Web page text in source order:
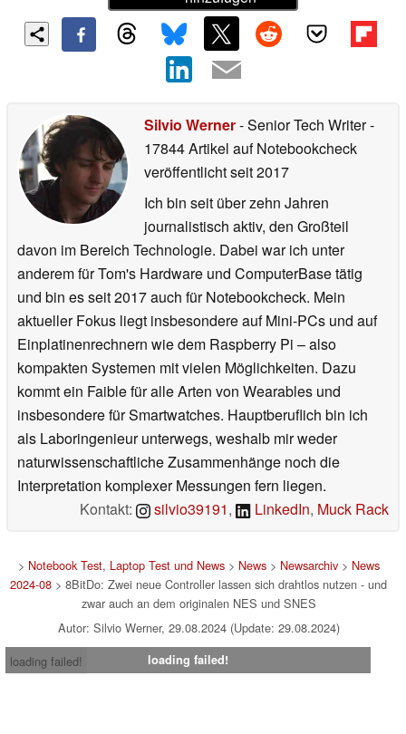
Silvio Werner- Senior Tech Writer-
17844 Artikel auf Notebookcheck
veröffentlichtseit 2017
Ich bin seit über zehn Jahren
journalistisch aktiv, den Großteil
davon im Bereich Technologie. Dabei war ich unter
anderem für Tom's Hardware und ComputerBase tätig
und bin es seit 2017 auch für Notebookcheck. Mein
aktueller Fokus liegt insbesondere auf Mini-PCs und auf
Einplatinenrechnern wie dem Raspberry Pi – also
kompakten Systemen mit vielen Möglichkeiten. Dazu
kommt ein Faible für alle Arten von Wearables und
insbesondere für Smartwatches. Hauptberuflich bin ich
als Laboringenieur unterwegs, weshalb mir weder
naturwissenschaftliche Zusammenhänge noch die
Interpretation komplexer Messungen fern liegen.
Kontakt:
silvio39191, LinkedIn, Muck Rack
> Notebook Test, Laptop Test und News> News> Newsarchiv> News
2024-08 > 8BitDo: Zwei neue Controller lassen sich drahtlos nutzen - und
zwar auch an dem originalen NES und SNES
Autor: Silvio Werner, 29.08.2024 (Update: 29.08.2024)
loading failed!
loading failed!